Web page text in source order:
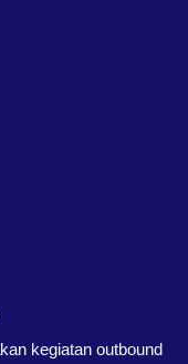
kegiatan outbound